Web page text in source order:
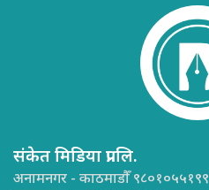
संकेत मिडिया प्रा.लि.
अनामनगर - काठमाडौँ ९८०१०५५१९९